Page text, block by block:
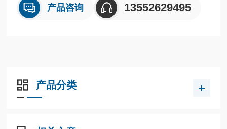
产品咨询 13552629495
产品分类